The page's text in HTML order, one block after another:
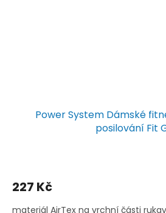
Power System Dámské
posilování Fit
227 Kč
materiál AirTex na vrchní části